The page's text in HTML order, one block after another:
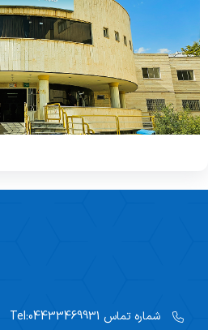
ویژه بیماران و مراجعین
راهنمای مراجعه کنندگان
آموزش به بیمار
پیگیری امور بیماران
راهنمای کنترل عفونت
شماره تماس